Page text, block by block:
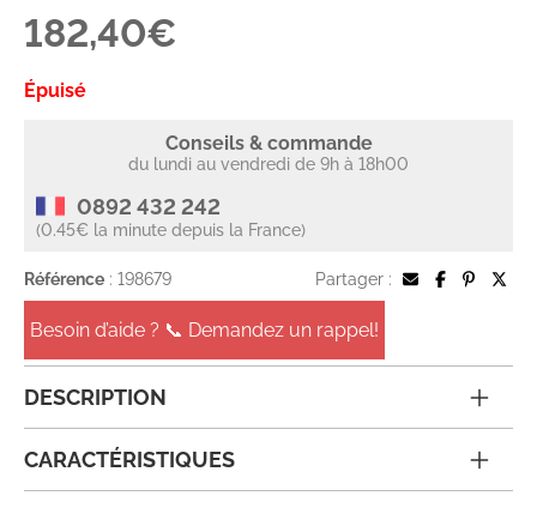
182,40€
Épuisé
Conseils & commande
du lundi au vendredi de 9h à 18h00
0892 432 242
(0.45€ la minute depuis la France)
Référence : 198679 Partager :
Besoin d’aide ? 📞 Demandez un rappel!
DESCRIPTION
CARACTÉRISTIQUES